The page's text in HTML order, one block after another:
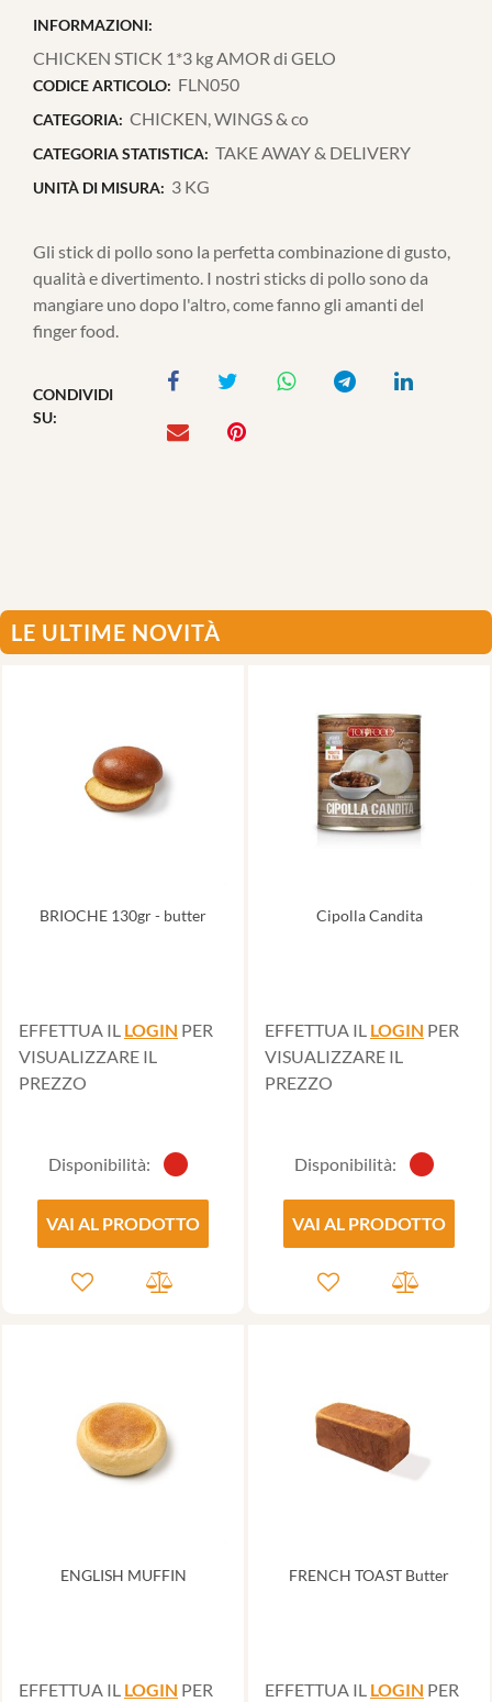
INFORMAZIONI:
CHICKEN STICK 1*3 kg AMOR di GELO
CODICE ARTICOLO: FLN050
CATEGORIA: CHICKEN, WINGS & co
CATEGORIA STATISTICA: TAKE AWAY & DELIVERY
UNITÀ DI MISURA: 3 KG
Gli stick di pollo sono la perfetta combinazione di gusto,
qualità e divertimento. I nostri sticks di pollo sono da
mangiare uno dopo l'altro, come fanno gli amanti del
finger food.
CONDIVIDI
SU:
LE ULTIME NOVITÀ
BRIOCHE 130gr - butter
EFFETTUA IL LOGIN PER
VISUALIZZARE IL
PREZZO
Disponibilità:
VAI AL PRODOTTO
Cipolla Candita
EFFETTUA IL LOGIN PER
VISUALIZZARE IL
PREZZO
Disponibilità:
VAI AL PRODOTTO
ENGLISH MUFFIN
EFFETTUA IL LOGIN PER
FRENCH TOAST Butter
EFFETTUA IL LOGIN PER